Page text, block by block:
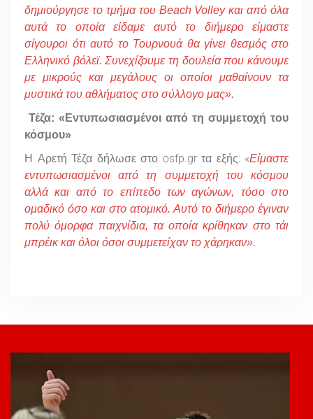
δημιούργησε το τμήμα του Beach Volley και από όλα
αυτά το οποία είδαμε αυτό το διήμερο είμαστε
σίγουροι ότι αυτό το Τουρνουά θα γίνει θεσμός στο
Ελληνικό βόλεϊ. Συνεχίζουμε τη δουλεία που κάνουμε
με μικρούς και μεγάλους οι οποίοι μαθαίνουν τα
μυστικά του αθλήματος στο σύλλογο μας».
Τέζα: «Εντυπωσιασμένοι από τη συμμετοχή του
κόσμου»
Η Αρετή Τέζα δήλωσε στο osfp.gr τα εξής: «Είμαστε
εντυπωσιασμένοι από τη συμμετοχή του κόσμου
αλλά και από το επίπεδο των αγώνων, τόσο στο
ομαδικό όσο και στο ατομικό. Αυτό το διήμερο έγιναν
πολύ όμορφα παιχνίδια, τα οποία κρίθηκαν στο τάι
μπρέικ και όλοι όσοι συμμετείχαν το χάρηκαν».